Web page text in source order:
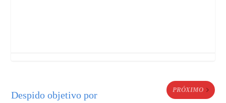
Despido objetivo por
PRÓXIMO